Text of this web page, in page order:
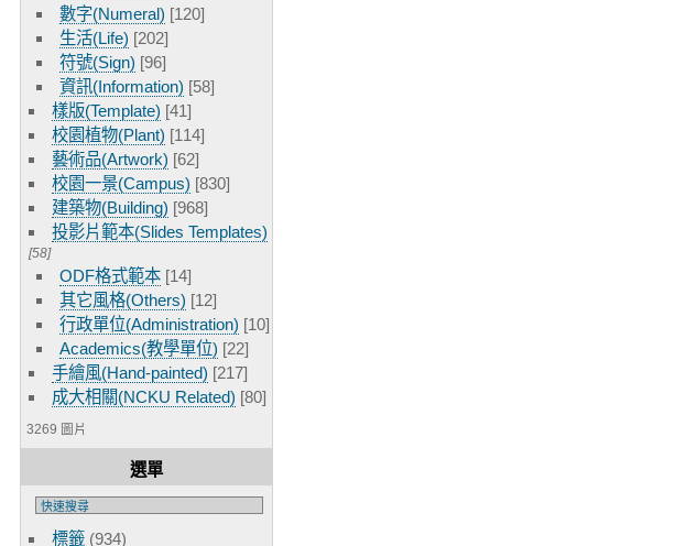
數字(Numeral) [120]
生活(Life) [202]
符號(Sign) [96]
資訊(Information) [58]
樣版(Template) [41]
校園植物(Plant) [114]
藝術品(Artwork) [62]
校園一景(Campus) [830]
建築物(Building) [968]
投影片範本(Slides Templates)
[58]
ODF格式範本 [14]
其它風格(Others) [12]
行政單位(Administration) [10]
Academics(教學單位) [22]
手繪風(Hand-painted) [217]
成大相關(NCKU Related) [80]
3269 圖片
選單
標籤 (934)